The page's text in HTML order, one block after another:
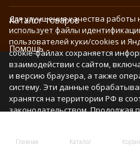
Главная Каталог
Каталог товаров
Помощь
Информация
Политика персональных данных
Для улучшения качества работы
использует файлы
пользователей куки/cookies и
cookie-файлах сохраняется
взаимодействии с сайтом,
и версию браузера, а также
систему. Эти данные
хранятся на территории РФ в
законодательством. Продолжая
данных в соответствии с